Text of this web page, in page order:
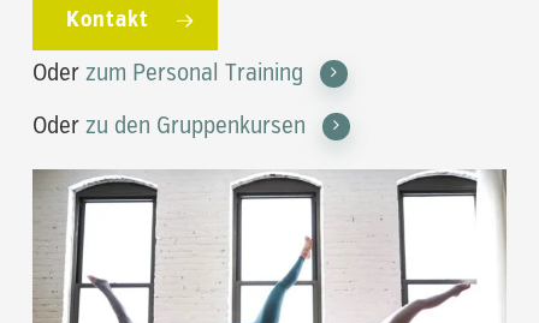
Kontakt
Oder zum Personal Training
Oder zu den Gruppenkursen